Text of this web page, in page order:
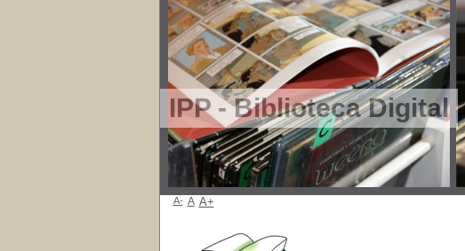
IPP - Biblioteca Digital
A- A A+